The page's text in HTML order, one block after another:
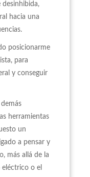
hacia una
posicionarme
para
y conseguir
herramientas
un
a pensar y
más allá de la
o el